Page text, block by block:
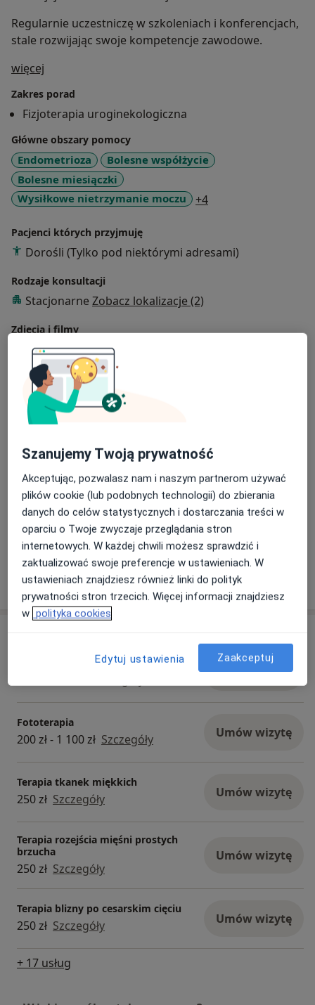
Regularnie uczestniczę w szkoleniach i konferencjach,
stale rozwijając swoje kompetencje zawodowe.
więcej
Zakres porad
Fizjoterapia uroginekologiczna
Główne obszary pomocy
Endometrioza
Bolesne współżycie
Bolesne miesiączki
Wysiłkowe nietrzymanie moczu
+4
Pacjenci których przyjmuję
Dorośli (Tylko pod niektórymi adresami)
Rodzaje konsultacji
Stacjonarne Zobacz lokalizacje (2)
Zdjęcia i filmy
Zobacz galerię (8)
Płatność online akceptowana
Oszczędź swój czas przed wizytą.
Pokaż więcejo doświadczeniu
Konsultacja fizjoterapeutyczna
Umów wizytę
Fototerapia
200 zł - 1 100 zł Szczegóły Umów wizytę
Terapia tkanek miękkich
250 zł Szczegóły Umów wizytę
Terapia rozejścia mięśni prostych
brzucha
250 zł Szczegóły
Umów wizytę
Terapia blizny po cesarskim cięciu
250 zł Szczegóły Umów wizytę
+ 17 usług
Szanujemy Twoją prywatność
Akceptując, pozwalasz nam i naszym partnerom używać
plików cookie (lub podobnych technologii) do zbierania
danych do celów statystycznych i dostarczania treści w
oparciu o Twoje zwyczaje przeglądania stron
internetowych. W każdej chwili możesz sprawdzić i
zaktualizować swoje preferencje w ustawieniach. W
ustawieniach znajdziesz również linki do polityk
prywatności stron trzecich. Więcej informacji znajdziesz
w polityka cookies
Edytuj ustawienia Zaakceptuj